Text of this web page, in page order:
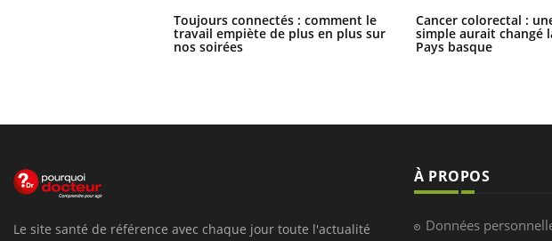
Toujours connectés : comment le
travail empiète de plus en plus sur
nos soirées
Cancer colorectal :
simple aurait changé
Pays basque
Le site santé de référence avec chaque jour toute l'actualité
À PROPOS
Données